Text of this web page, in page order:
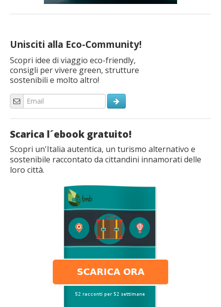
Unisciti alla Eco-Community!
Scopri idee di viaggio eco-friendly,
consigli per vivere green, strutture
sostenibili e molto altro!
Scarica l´ebook gratuito!
Scopri un'Italia autentica, un turismo alternativo e
sostenibile raccontato da cittandini innamorati delle
loro città.